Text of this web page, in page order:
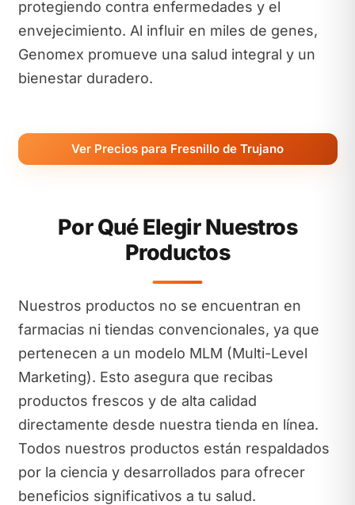
protegiendo contra enfermedades y el
envejecimiento. Al influir en miles de genes,
Genomex promueve una salud integral y un
bienestar duradero.
Ver Precios para Fresnillo de Trujano
Por Qué Elegir Nuestros
Productos
Nuestros productos no se encuentran en
farmacias ni tiendas convencionales, ya que
pertenecen a un modelo MLM (Multi-Level
Marketing). Esto asegura que recibas
productos frescos y de alta calidad
directamente desde nuestra tienda en línea.
Todos nuestros productos están respaldados
por la ciencia y desarrollados para ofrecer
beneficios significativos a tu salud.